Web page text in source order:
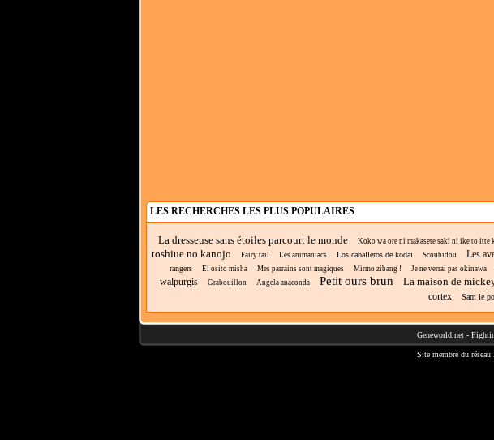
LES RECHERCHES LES PLUS POPULAIRES
La dresseuse sans étoiles parcourt le monde Koko wa ore ni makasete saki ni ike to itte
toshiue no kanojo
Fairy tail Les animaniacs Los caballeros de kodai Scoubidou Les
rangers
El osito misha Mes parrains sont magiques Mirmo zibang ! Je ne verrai pas okinawa
walpurgis
Grabouillon Angela anaconda Petit ours brun La maison de
cortex
Sam le
Geneworld.net-
Site membre du réseau